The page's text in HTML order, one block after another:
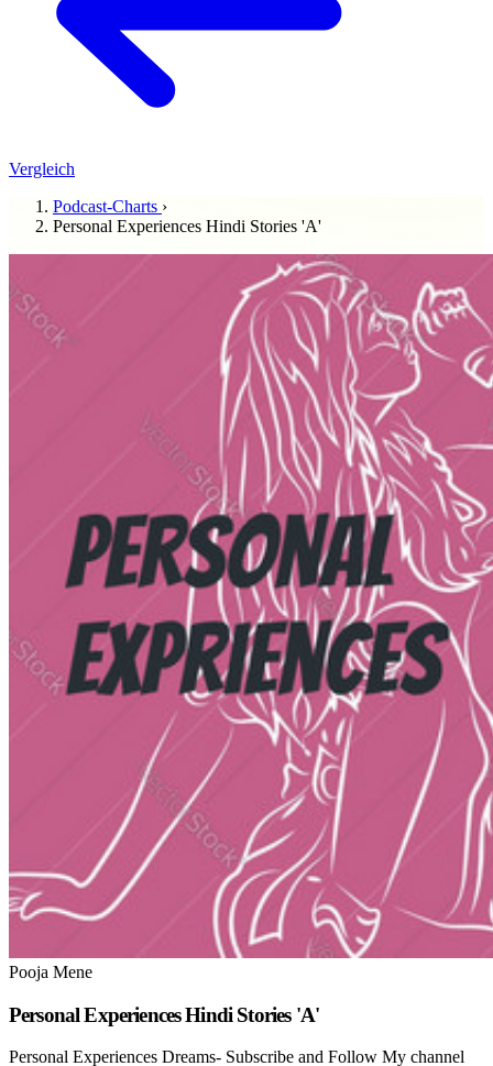
Vergleich
Podcast-Charts ›
Personal Experiences Hindi Stories 'A'
Pooja Mene
Personal Experiences Hindi Stories 'A'
Personal Experiences Dreams- Subscribe and Follow My channel